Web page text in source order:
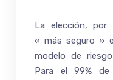
La elección,
« más seguro »
modelo de
Para el 99% de